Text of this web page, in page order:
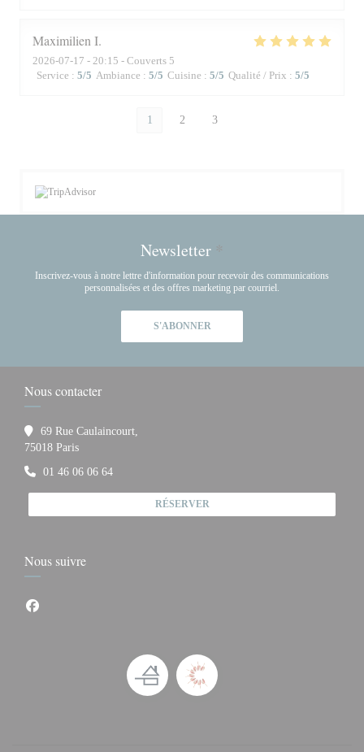
Maximilien I
2026-07-17 - 20:15 - Couverts 5
Service : 5/5 Ambiance : 5/5 Cuisine : 5/5 Qualité / Prix : 5/5
1 2 3
Newsletter *
Inscrivez-vous à notre lettre d'information pour recevoir des communications
personnalisées et des offres marketing par courriel.
S'ABONNER
Nous contacter
69 Rue Caulaincourt,
75018 Paris((ouvre une nouvelle fenêtre))
01 46 06 06 64
RÉSERVER
Nous suivre
Facebook ((ouvre une nouvelle fenêtre))